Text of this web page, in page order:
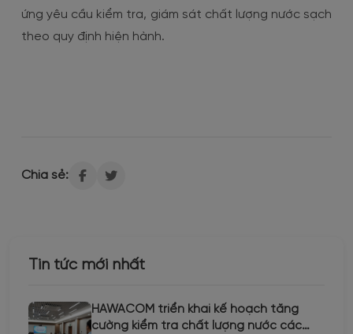
ứng yêu cầu kiểm tra, giám sát chất lượng nước sạch
theo quy định hiện hành.
Chia sẻ:
Tin tức mới nhất
HAWACOM triển khai kế hoạch tăng
cường kiểm tra chất lượng nước các